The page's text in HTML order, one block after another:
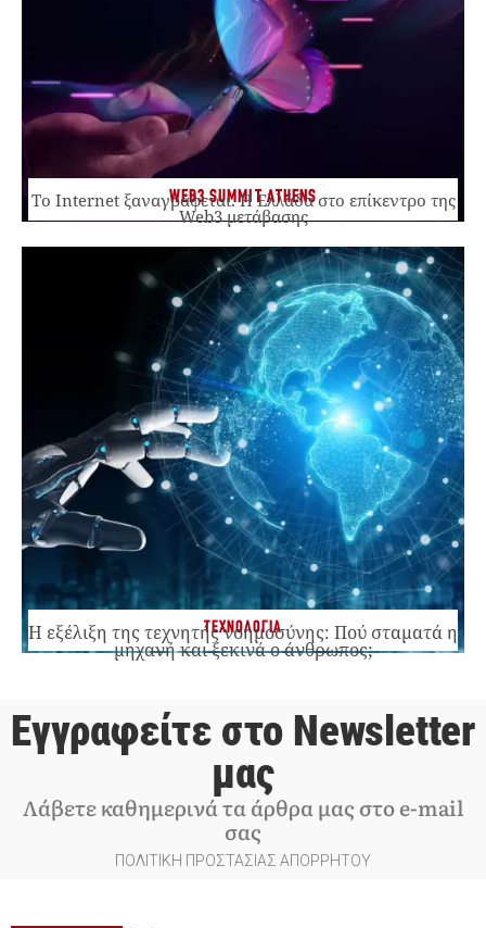
WEB3 SUMMIT ATHENS
Το Internet ξαναγράφεται. Η Ελλάδα στο επίκεντρο της
Web3 μετάβασης
ΤΕΧΝΟΛΟΓΙΑ
Η εξέλιξη της τεχνητής νοημοσύνης: Πού σταματά η
μηχανή και ξεκινά ο άνθρωπος;
Εγγραφείτε στο Newsletter
μας
Λάβετε καθημερινά τα άρθρα μας στο e-mail
σας
ΠΟΛΙΤΙΚΗ ΠΡΟΣΤΑΣΙΑΣ ΑΠΟΡΡΗΤΟΥ